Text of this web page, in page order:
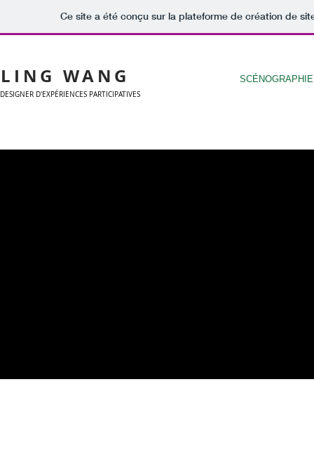
Ce site a été conçu sur la plateforme de création de
LING WANG SCÉNOGRAPHIE
DESIGNER D'EXPÉRIENCES PARTICIPATIVES